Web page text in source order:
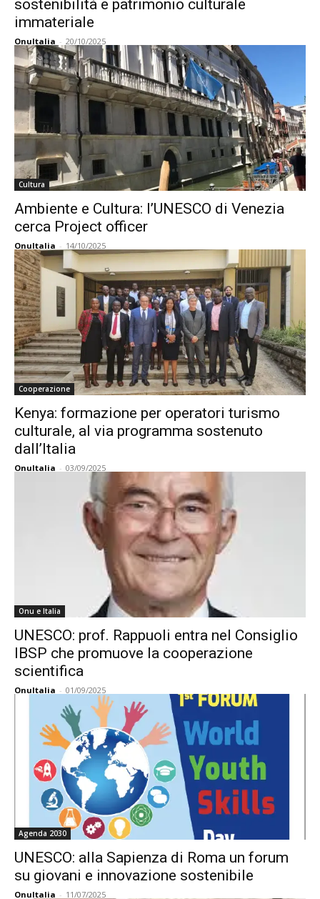
sostenibilità e patrimonio culturale
immateriale
OnuItalia - 20/10/2025
Cultura
Ambiente e Cultura: l’UNESCO di Venezia
cerca Project officer
OnuItalia - 14/10/2025
Cooperazione
Kenya: formazione per operatori turismo
culturale, al via programma sostenuto
dall’Italia
OnuItalia - 03/09/2025
Onu e Italia
UNESCO: prof. Rappuoli entra nel Consiglio
IBSP che promuove la cooperazione
scientifica
OnuItalia - 01/09/2025
Agenda 2030
UNESCO: alla Sapienza di Roma un forum
su giovani e innovazione sostenibile
OnuItalia - 11/07/2025